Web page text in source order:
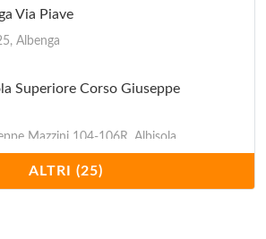
Via Piave
Albenga
Superiore Corso Giuseppe
Mazzini 104-106R, Albisola
ALTRI (25)